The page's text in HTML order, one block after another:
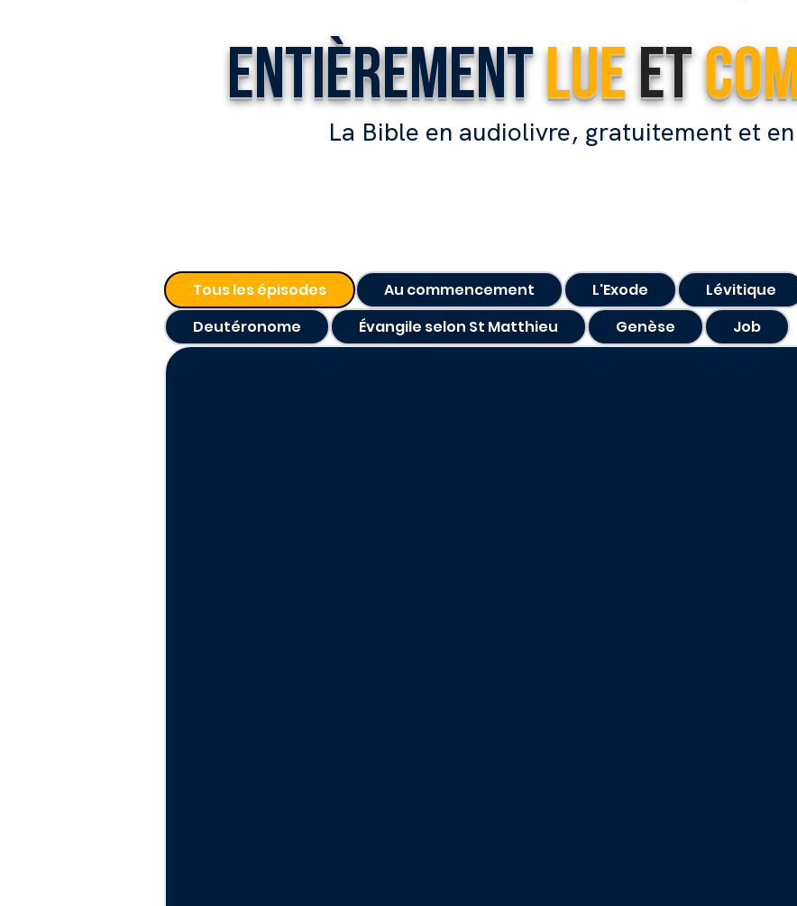
EntièrementLueet
La Bible en audiolivre, gratuitement et
Tous les épisodes Au commencement L'Exode Lévitique
Deutéronome
Évangile selon St Matthieu Genèse Job